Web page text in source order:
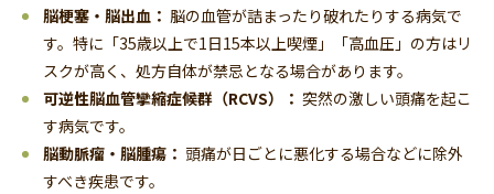
脳梗塞・脳出血： 脳の血管が詰まったり破れたりする病気で
す。特に「35歳以上で1日15本以上喫煙」「高血圧」の方はリ
スクが高く、処方自体が禁忌となる場合があります。
可逆性脳血管攣縮症候群（RCVS）： 突然の激しい頭痛を起こ
す病気です。
脳動脈瘤・脳腫瘍： 頭痛が日ごとに悪化する場合などに除外
すべき疾患です。